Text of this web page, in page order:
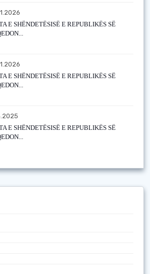
E SHËNDETËSISË E REPUBLIKËS SË
E SHËNDETËSISË E REPUBLIKËS SË
E SHËNDETËSISË E REPUBLIKËS SË